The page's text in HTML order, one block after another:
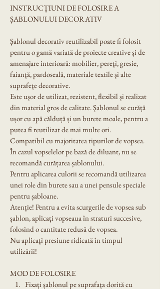
INSTRUCȚIUNI DE FOLOSIRE A
ȘABLONULUI DECORATIV
Șablonul decorativ reutilizabil poate fi folosit
pentru o gamă variată de proiecte creative și de
amenajare interioară: mobilier, pereți, gresie,
faianță, pardoseală, materiale textile și alte
suprafețe decorative.
Este ușor de utilizat, rezistent, flexibil și realizat
din material gros de calitate. Șablonul se curăță
ușor cu apă călduță și un burete moale, pentru a
putea fi reutilizat de mai multe ori.
Compatibil cu majoritatea tipurilor de vopsea.
În cazul vopselelor pe bază de diluant, nu se
recomandă curățarea șablonului.
Pentru aplicarea culorii se recomandă utilizarea
unei role din burete sau a unei pensule speciale
pentru șabloane.
Atenție! Pentru a evita scurgerile de vopsea sub
șablon, aplicați vopseaua în straturi succesive,
folosind o cantitate redusă de vopsea.
Nu aplicați presiune ridicată în timpul
utilizării!
MOD DE FOLOSIRE
Fixați șablonul pe suprafața dorită cu